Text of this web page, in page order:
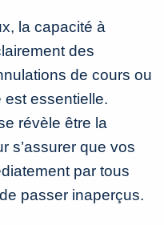
la capacité à
des
de cours ou
est essentielle.
révèle être la
s’assurer que vos
par tous
passer inaperçus.